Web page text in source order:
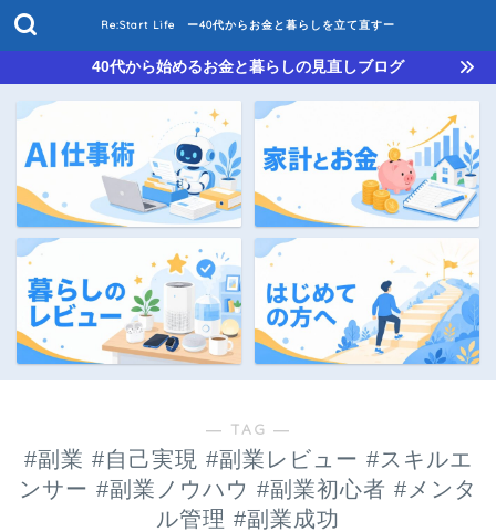
Re:Start Life ー40代からお金と暮らしを立て直すー
40代から始めるお金と暮らしの見直しブログ
― TAG ―
#副業 #自己実現 #副業レビュー #スキルエ
ンサー #副業ノウハウ #副業初心者 #メンタ
ル管理 #副業成功